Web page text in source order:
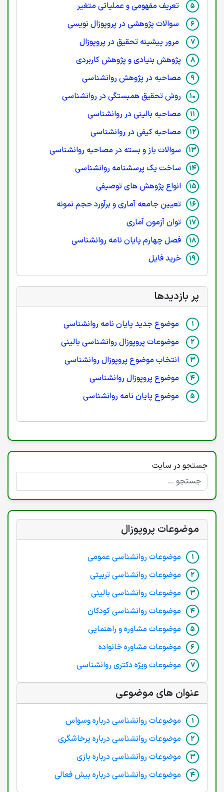
تعریف مفهومی و عملیاتی متغیر
سوالات پژوهشی در پروپوزال نویسی
مرور پیشینه تحقیق در پروپوزال
پژوهش بنیادی و پژوهش کاربردی
مصاحبه در پژوهش روانشناسی
روش تحقیق همبستگی در روانشناسی
مصاحبه بالینی در روانشناسی
مصاحبه کیفی در روانشناسی
سوالات باز و بسته در مصاحبه روانشناسی
ساخت یک پرسشنامه روانشناسی
انواع پژوهش های توصیفی
تعیین جامعه آماری و برآورد حجم نمونه
توان آزمون آماری
فصل چهارم پایان نامه روانشناسی
خرید فایل
پر بازدیدها
موضوع جدید پایان نامه روانشناسی
موضوعات پروپوزال روانشناسی بالینی
انتخاب موضوع پروپوزال روانشناسی
موضوع پروپوزال روانشناسی
موضوع پایان نامه روانشناسی
جستجو در سایت
موضوعات پروپوزال
موضوعات روانشناسی عمومی
موضوعات روانشناسی تربیتی
موضوعات روانشناسی بالینی
موضوعات روانشناسی کودکان
موضوعات مشاوره و راهنمایی
موضوعات مشاوره خانواده
موضوعات ویژه دکتری روانشناسی
عنوان های موضوعی
موضوعات روانشناسی درباره وسواس
موضوعات روانشناسی درباره پرخاشگری
موضوعات روانشناسی درباره بازی
موضوعات روانشناسی درباره بیش فعالی